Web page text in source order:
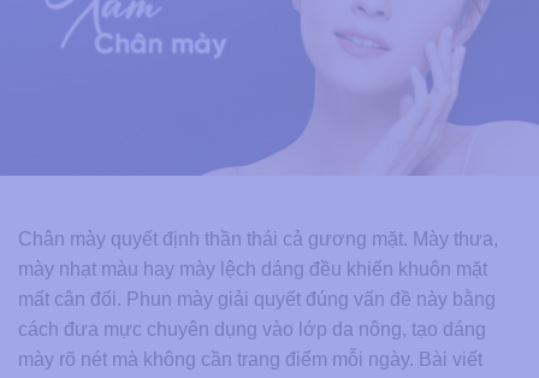
Chân mày quyết định thần thái cả gương mặt. Mày thưa,
mày nhạt màu hay mày lệch dáng đều khiến khuôn mặt
mất cân đối. Phun mày giải quyết đúng vấn đề này bằng
cách đưa mực chuyên dụng vào lớp da nông, tạo dáng
mày rõ nét mà không cần trang điểm mỗi ngày. Bài viết